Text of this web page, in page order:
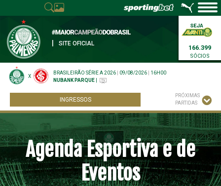
SITE OFICIAL
166.399
SÓCIOS
X
BRASILEIRÃO SÉRIE A 2026 09/08/2026
16H00
NUBANK PARQUE
INGRESSOS
PRÓXIMAS
PARTIDAS
Agenda Esportiva e de
Eventos